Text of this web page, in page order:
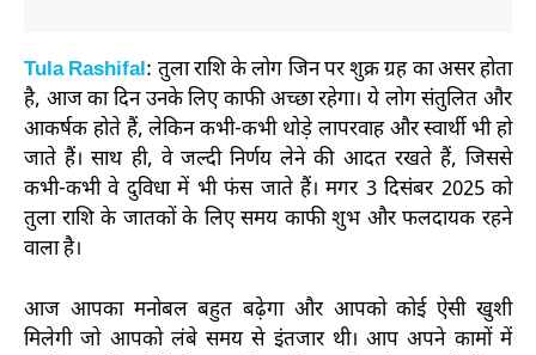
Tula Rashifal: तुला राशि के लोग जिन पर शुक्र ग्रह का असर होता
है, आज का दिन उनके लिए काफी अच्छा रहेगा। ये लोग संतुलित और
आकर्षक होते हैं, लेकिन कभी-कभी थोड़े लापरवाह और स्वार्थी भी हो
जाते हैं। साथ ही, वे जल्दी निर्णय लेने की आदत रखते हैं, जिससे
कभी-कभी वे दुविधा में भी फंस जाते हैं। मगर 3 दिसंबर 2025 को
तुला राशि के जातकों के लिए समय काफी शुभ और फलदायक रहने
वाला है।
आज आपका मनोबल बहुत बढ़ेगा और आपको कोई ऐसी खुशी
मिलेगी जो आपको लंबे समय से इंतजार थी। आप अपने कामों में